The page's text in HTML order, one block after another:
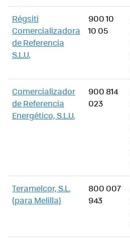
Régsiti
Comercializadora
de Referencia
S.L.U.
900 10
10 05
Comercializador
de Referencia
Energético, S.L.U.
900 814
023
Teramelcor, S.L.
(para Melilla)
800 007
943